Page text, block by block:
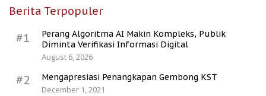
Berita Terpopuler
#1
Perang Algoritma AI Makin Kompleks, Publik
Diminta Verifikasi Informasi Digital
August 6, 2026
#2
Mengapresiasi Penangkapan Gembong KST
December 1, 2021